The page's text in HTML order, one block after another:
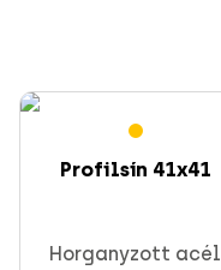
Profilsín 41x41
Horganyzott acél